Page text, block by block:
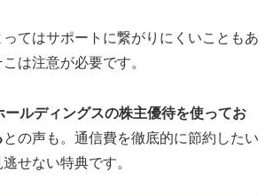
てはサポートに繋がりにくいこともあ
は注意が必要です。
ールディングスの株主優待を使ってお
との声も。通信費を徹底的に節約したい
せない特典です。